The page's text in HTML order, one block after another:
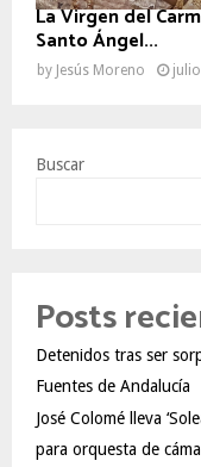
La Virgen del
Santo Ángel...
by Jesús Moreno
Buscar
Posts
Detenidos tras ser
Fuentes de Andalucía
José Colomé lleva
para orquesta de